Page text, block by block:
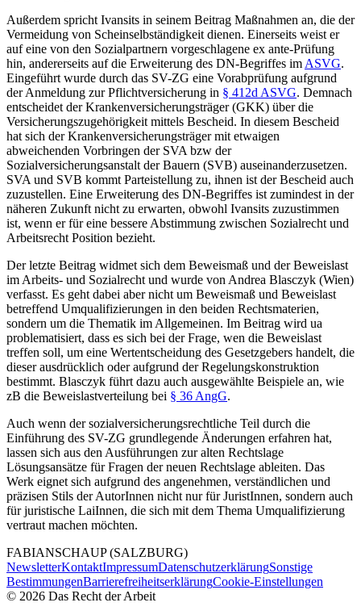
Außerdem spricht Ivansits in seinem Beitrag Maßnahmen an, die der
Vermeidung von Scheinselbständigkeit dienen. Einerseits weist er
auf eine von den Sozialpartnern vorgeschlagene ex ante-Prüfung
hin, andererseits auf die Erweiterung des DN-Begriffes im ASVG.
Eingeführt wurde durch das SV-ZG eine Vorabprüfung aufgrund
der Anmeldung zur Pflichtversicherung in § 412d ASVG. Demnach
entscheidet der Krankenversicherungsträger (GKK) über die
Versicherungszugehörigkeit mittels Bescheid. In diesem Bescheid
hat sich der Krankenversicherungsträger mit etwaigen
abweichenden Vorbringen der SVA bzw der
Sozialversicherungsanstalt der Bauern (SVB) auseinanderzusetzen.
SVA und SVB kommt Parteistellung zu, ihnen ist der Bescheid auch
zuzustellen. Eine Erweiterung des DN-Begriffes ist zumindest in der
näheren Zukunft nicht zu erwarten, obwohl Ivansits zuzustimmen
ist, wenn er für eine bessere Abstimmung zwischen Sozialrecht und
Arbeitsrecht Position bezieht.
Der letzte Beitrag widmet sich dem Beweismaß und der Beweislast
im Arbeits- und Sozialrecht und wurde von Andrea Blasczyk (Wien)
verfasst. Es geht dabei aber nicht um Beweismaß und Beweislast
betreffend Umqualifizierungen in den beiden Rechtsmaterien,
sondern um die Thematik im Allgemeinen. Im Beitrag wird ua
problematisiert, dass es sich bei der Frage, wen die Beweislast
treffen soll, um eine Wertentscheidung des Gesetzgebers handelt, die
dieser ausdrücklich oder aufgrund der Regelungskonstruktion
bestimmt. Blasczyk führt dazu auch ausgewählte Beispiele an, wie
zB die Beweislastverteilung bei § 36 AngG.
Auch wenn der sozialversicherungsrechtliche Teil durch die
Einführung des SV-ZG grundlegende Änderungen erfahren hat,
lassen sich aus den Ausführungen zur alten Rechtslage
Lösungsansätze für Fragen der neuen Rechtslage ableiten. Das
Werk eignet sich aufgrund des angenehmen, verständlichen und
präzisen Stils der AutorInnen nicht nur für JuristInnen, sondern auch
für juristische LaiInnen, die sich mit dem Thema Umqualifizierung
vertraut machen möchten.
FABIANSCHAUP(SALZBURG)
NewsletterKontaktImpressumDatenschutzerklärungSonstige
BestimmungenBarrierefreiheitserklärungCookie-Einstellungen
© 2026 Das Recht der Arbeit